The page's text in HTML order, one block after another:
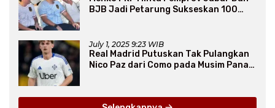
BJB Jadi Petarung Sukseskan 100
July 1, 2025 9:23 WIB
Real Madrid Putuskan Tak Pulangkan
Nico Paz dari Como pada Musim Panas